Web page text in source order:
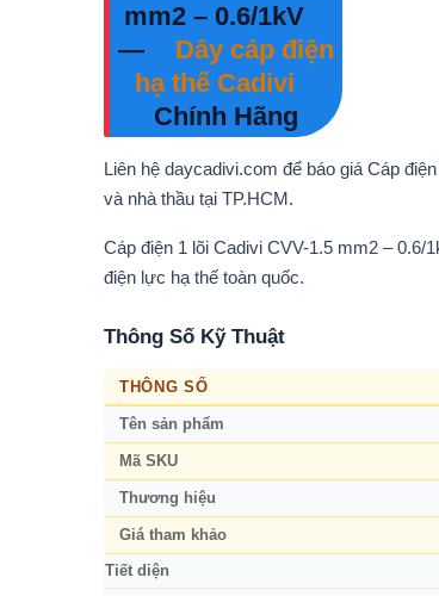
mm2 – 0.6/1kV
—
Dây cáp điện
hạ thế Cadivi
Chính Hãng
Liên hệ daycadivi.com để báo giá Cáp
và nhà thầu tại TP.HCM.
Cáp điện 1 lõi Cadivi CVV-1.5 mm2 –
điện lực hạ thế toàn quốc.
Thông Số Kỹ Thuật
THÔNG SỐ
Tên sản phẩm
Mã SKU
Thương hiệu
Giá tham khảo
Tiết diện